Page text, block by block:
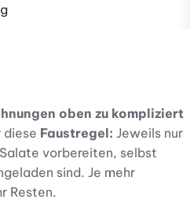
oben zu kompliziert
diese Faustregel: Jeweils nur
vorbereiten, selbst
sind. Je mehr
Resten.